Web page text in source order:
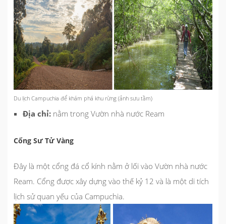
Du lịch Campuchia để khám phá khu rừng (ảnh sưu tầm)
Địa chỉ: nằm trong Vườn nhà nước Ream
Cổng Sư Tử Vàng
Đây là một cổng đá cổ kính nằm ở lối vào Vườn nhà nước
Ream. Cổng được xây dựng vào thế kỷ 12 và là một di tích
lịch sử quan yếu của Campuchia.